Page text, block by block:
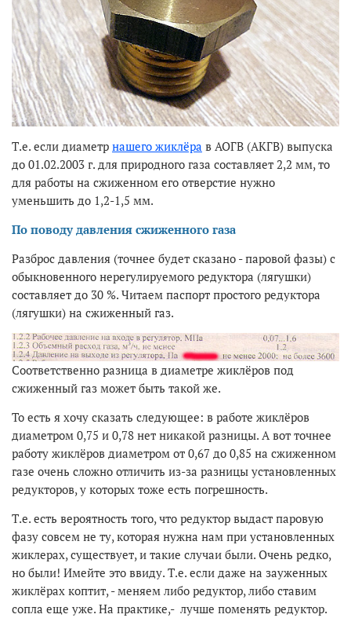
Т.е. если диаметр нашего жиклёра в АОГВ (АКГВ) выпуска
до 01.02.2003 г. для природного газа составляет 2,2 мм, то
для работы на сжиженном его отверстие нужно
уменьшить до 1,2-1,5 мм.
По поводу давления сжиженного газа
Разброс давления (точнее будет сказано - паровой фазы) с
обыкновенного нерегулируемого редуктора (лягушки)
составляет до 30 %. Читаем паспорт простого редуктора
(лягушки) на сжиженный газ.
Соответственно разница в диаметре жиклёров под
сжиженный газ может быть такой же.
То есть я хочу сказать следующее: в работе жиклёров
диаметром 0,75 и 0,78 нет никакой разницы. А вот точнее
работу жиклёров диаметром от 0,67 до 0,85 на сжиженном
газе очень сложно отличить из-за разницы установленных
редукторов, у которых тоже есть погрешность.
Т.е. есть вероятность того, что редуктор выдаст паровую
фазу совсем не ту, которая нужна нам при установленных
жиклерах, существует, и такие случаи были. Очень редко,
но были! Имейте это ввиду. Т.е. если даже на зауженных
жиклёрах коптит, - меняем либо редуктор, либо ставим
сопла еще уже. На практике,- лучше поменять редуктор.